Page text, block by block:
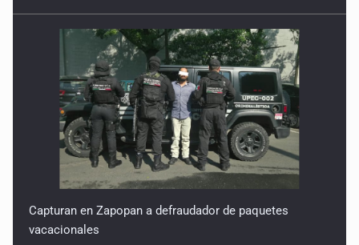
Capturan en Zapopan a defraudador de paquetes
vacacionales